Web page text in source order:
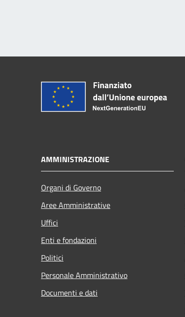
AMMINISTRAZIONE
Organi di Governo
Aree Amministrative
Uffici
Enti e fondazioni
Politici
Personale Amministrativo
Documenti e dati